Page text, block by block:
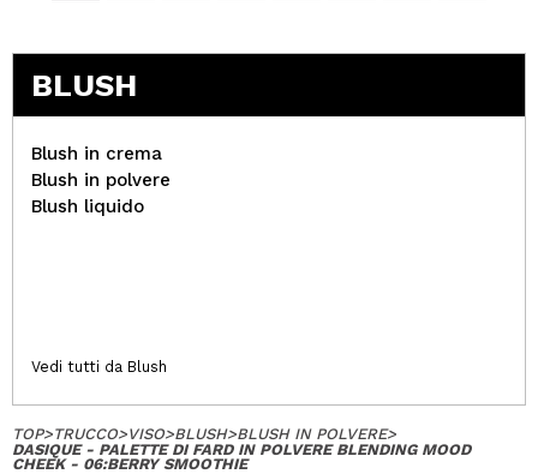
BLUSH
Blush in crema
Blush in polvere
Blush liquido
Vedi tutti da Blush
TOP>TRUCCO>VISO>BLUSH>BLUSH IN POLVERE>
DASIQUE - PALETTE DI FARD IN POLVERE BLENDING MOOD
CHEEK - 06:BERRY SMOOTHIE